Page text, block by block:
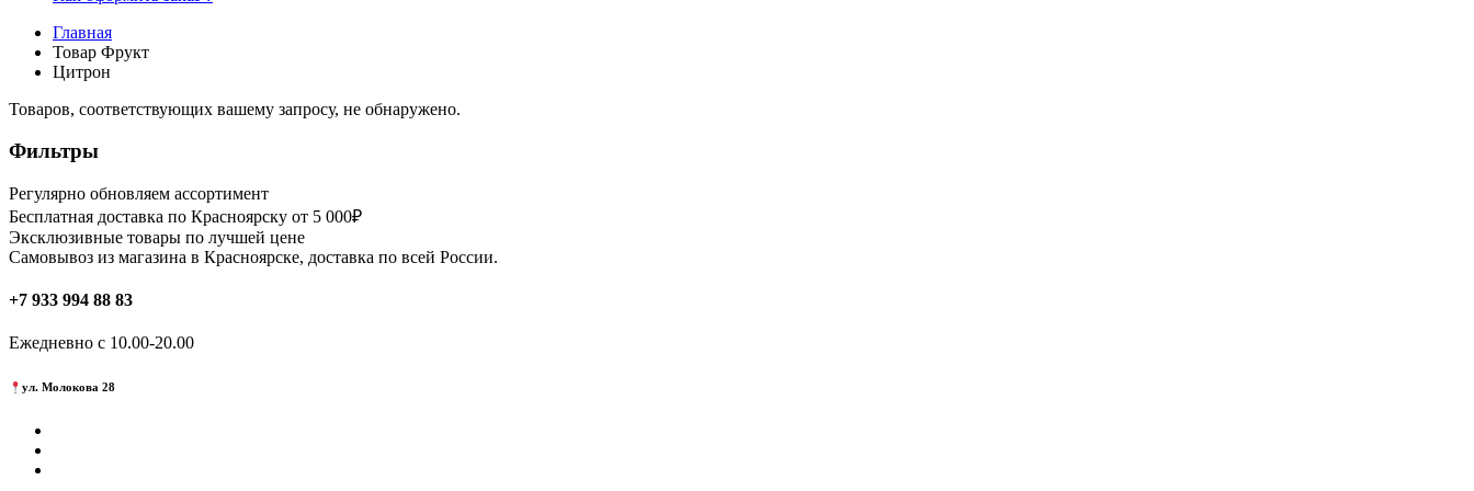
Главная
Товар Фрукт
Цитрон
Товаров, соответствующих вашему запросу, не обнаружено.
Фильтры
Регулярно обновляем ассортимент
Бесплатная доставка по Красноярску от 5 000₽
Эксклюзивные товары по лучшей цене
Самовывоз из магазина в Красноярске, доставка по всей России.
+7 933 994 88 83
Ежедневно с 10.00-20.00
ул. Молокова 28